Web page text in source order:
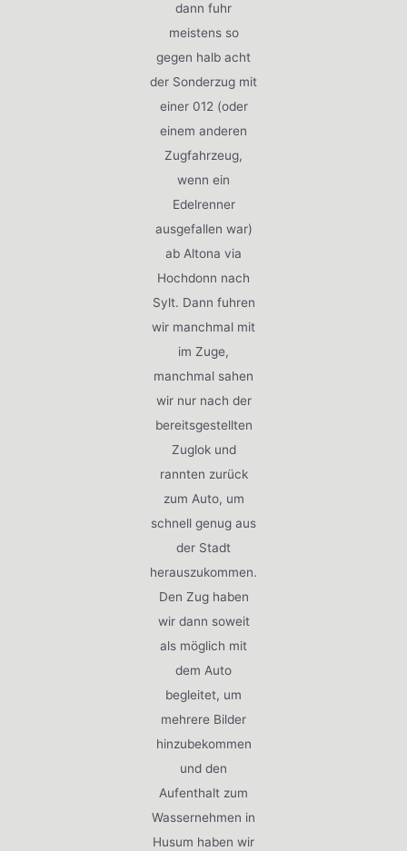
dann fuhr
meistens so
gegen halb acht
der Sonderzug mit
einer 012 (oder
einem anderen
Zugfahrzeug,
wenn ein
Edelrenner
ausgefallen war)
ab Altona via
Hochdonn nach
Sylt. Dann fuhren
wir manchmal mit
im Zuge,
manchmal sahen
wir nur nach der
bereitsgestellten
Zuglok und
rannten zurück
zum Auto, um
schnell genug aus
der Stadt
herauszukommen.
Den Zug haben
wir dann soweit
als möglich mit
dem Auto
begleitet, um
mehrere Bilder
hinzubekommen
und den
Aufenthalt zum
Wassernehmen in
Husum haben wir